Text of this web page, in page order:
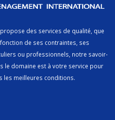
des services de qualité, que
de ses contraintes, ses
ou professionnels, notre savoir-
le domaine est à votre service pour
les meilleures conditions.